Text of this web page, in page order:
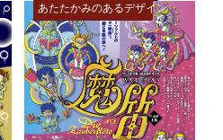
あたたかみのあるデザイン